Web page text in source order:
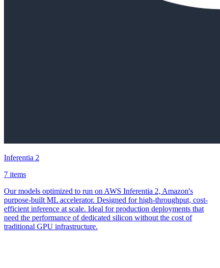
Inferentia 2
7 items
Our models optimized to run on AWS Inferentia 2, Amazon's
purpose-built ML accelerator. Designed for high-throughput, cost-
efficient inference at scale. Ideal for production deployments that
need the performance of dedicated silicon without the cost of
traditional GPU infrastructure.